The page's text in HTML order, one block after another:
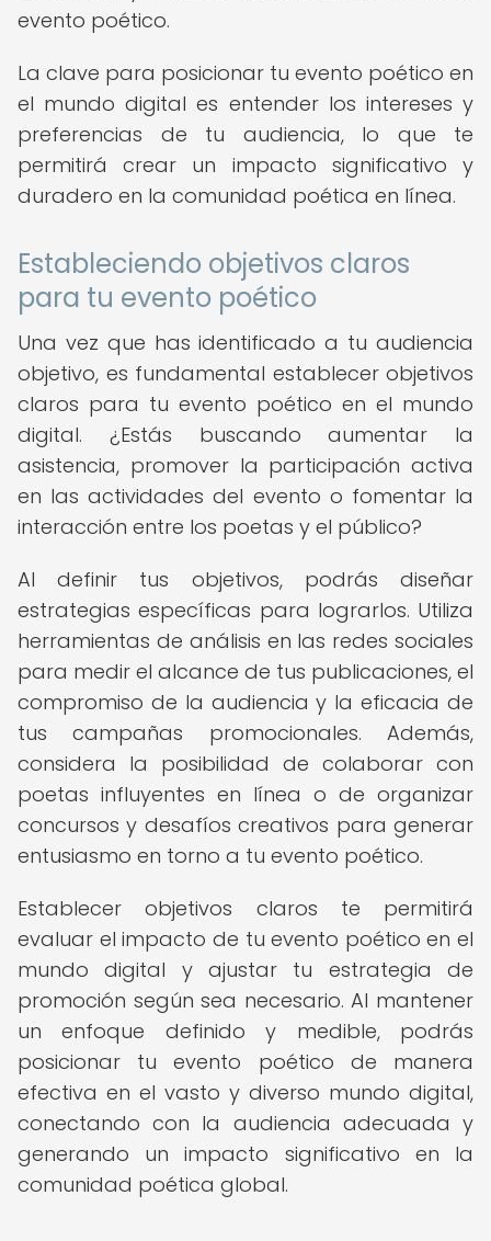
evento poético.
La clave para posicionar tu evento poético en
el mundo digital es entender los intereses y
preferencias de tu audiencia, lo que te
permitirá crear un impacto significativo y
duradero en la comunidad poética en línea.
Estableciendo objetivos claros
para tu evento poético
Una vez que has identificado a tu audiencia
objetivo, es fundamental establecer objetivos
claros para tu evento poético en el mundo
digital. ¿Estás buscando aumentar la
asistencia, promover la participación activa
en las actividades del evento o fomentar la
interacción entre los poetas y el público?
Al definir tus objetivos, podrás diseñar
estrategias específicas para lograrlos. Utiliza
herramientas de análisis en las redes sociales
para medir el alcance de tus publicaciones, el
compromiso de la audiencia y la eficacia de
tus campañas promocionales. Además,
considera la posibilidad de colaborar con
poetas influyentes en línea o de organizar
concursos y desafíos creativos para generar
entusiasmo en torno a tu evento poético.
Establecer objetivos claros te permitirá
evaluar el impacto de tu evento poético en el
mundo digital y ajustar tu estrategia de
promoción según sea necesario. Al mantener
un enfoque definido y medible, podrás
posicionar tu evento poético de manera
efectiva en el vasto y diverso mundo digital,
conectando con la audiencia adecuada y
generando un impacto significativo en la
comunidad poética global.